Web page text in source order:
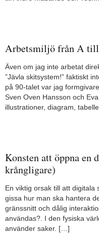
Arbetsmiljö från A
Även om jag inte arbetat
”Jävla skitsystem!” faktiskt
på 90-talet var jag
Sven Oven Hansson och
illustrationer, diagram,
Konsten att öppna
krångligare)
En viktig orsak till att
gissa hur man ska hantera
gränssnitt och dålig
användas?. I den fysiska
använder saker. […]